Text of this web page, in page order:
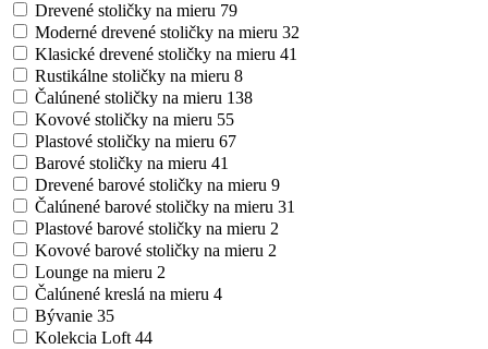
Drevené stoličky na mieru 79
Moderné drevené stoličky na mieru 32
Klasické drevené stoličky na mieru 41
Rustikálne stoličky na mieru 8
Čalúnené stoličky na mieru 138
Kovové stoličky na mieru 55
Plastové stoličky na mieru 67
Barové stoličky na mieru 41
Drevené barové stoličky na mieru 9
Čalúnené barové stoličky na mieru 31
Plastové barové stoličky na mieru 2
Kovové barové stoličky na mieru 2
Lounge na mieru 2
Čalúnené kreslá na mieru 4
Bývanie 35
Kolekcia Loft 44